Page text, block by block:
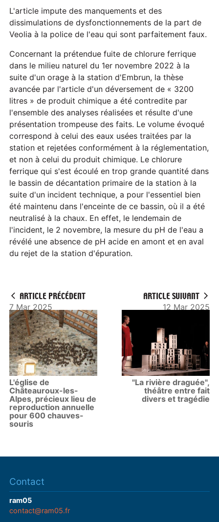
L'article impute des manquements et des
dissimulations de dysfonctionnements de la part de
Veolia à la police de l'eau qui sont parfaitement faux.
Concernant la prétendue fuite de chlorure ferrique
dans le milieu naturel du 1er novembre 2022 à la
suite d'un orage à la station d'Embrun, la thèse
avancée par l'article d'un déversement de « 3200
litres » de produit chimique a été contredite par
l'ensemble des analyses réalisées et résulte d'une
présentation trompeuse des faits. Le volume évoqué
correspond à celui des eaux usées traitées par la
station et rejetées conformément à la réglementation,
et non à celui du produit chimique. Le chlorure
ferrique qui s'est écoulé en trop grande quantité dans
le bassin de décantation primaire de la station à la
suite d'un incident technique, a pour l'essentiel bien
été maintenu dans l'enceinte de ce bassin, où il a été
neutralisé à la chaux. En effet, le lendemain de
l'incident, le 2 novembre, la mesure du pH de l'eau a
révélé une absence de pH acide en amont et en aval
du rejet de la station d'épuration.
ARTICLE PRÉCÉDENT
7 Mar 2025
L'église de
Châteauroux-les-
Alpes, précieux lieu de
reproduction annuelle
pour 600 chauves-
souris
ARTICLE SUIVANT
12 Mar 2025
"La rivière draguée",
théâtre entre fait
divers et tragédie
Contact
ram05
contact@ram05.fr